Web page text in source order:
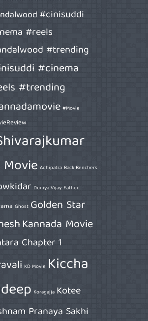
#cinisuddi
#reels
#trending
#cinema
#trending
#Movie
Adhipatra Back Benchers
Duniya Vijay Father
Ghost Golden Star
Kannada Movie
Chapter 1
KD Movie Kiccha
Koragajja Kotee
Pranaya Sakhi